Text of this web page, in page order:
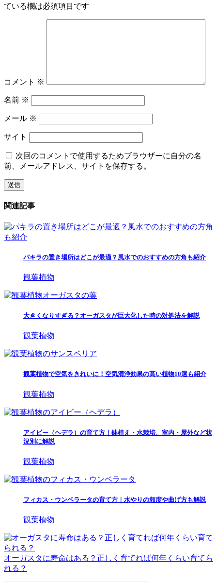
ている欄は必須項目です
コメント ※
名前 ※
メール ※
サイト
次回のコメントで使用するためブラウザーに自分の名
前、メールアドレス、サイトを保存する。
関連記事
パキラの置き場所はどこが最適？風水でのおすすめの方角も紹介
観葉植物
大きくなりすぎる？オーガスタが巨大化した時の対処法を解説
観葉植物
観葉植物で空気をきれいに！空気清浄効果の高い植物10選も紹介
観葉植物
アイビー（ヘデラ）の育て方｜鉢植え・水栽培、室内・屋外など状
況別に解説
観葉植物
フィカス・ウンベラータの育て方｜水やりの頻度や曲げ方も解説
観葉植物
オーガスタに寿命はある？正しく育てれば何年くらい育てら
れる？